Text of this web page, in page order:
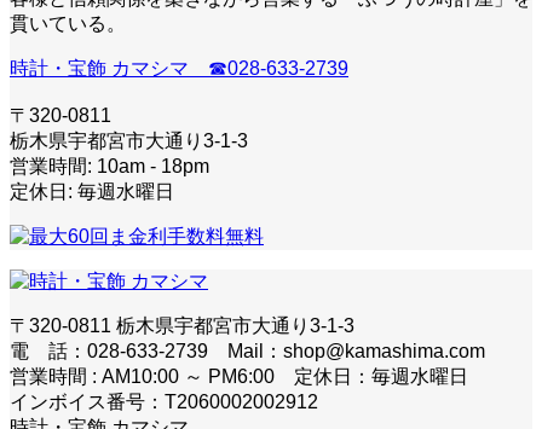
貫いている。
時計・宝飾 カマシマ ☎028-633-2739
〒320-0811
栃木県宇都宮市大通り3-1-3
営業時間: 10am - 18pm
定休日: 毎週水曜日
〒320-0811 栃木県宇都宮市大通り3-1-3
電 話：028-633-2739 Mail：shop@kamashima.com
営業時間 : AM10:00 ～ PM6:00 定休日：毎週水曜日
インボイス番号：T2060002002912